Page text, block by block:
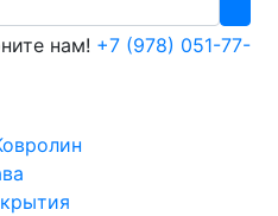
нам! +7 (978) 051-77-